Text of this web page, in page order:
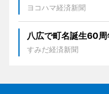
ヨコハマ経済新聞
八広で町名誕生60
すみだ経済新聞